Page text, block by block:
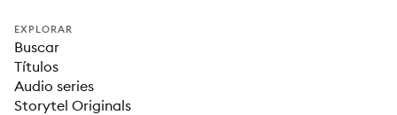
EXPLORAR
Buscar
Títulos
Audio series
Storytel Originals